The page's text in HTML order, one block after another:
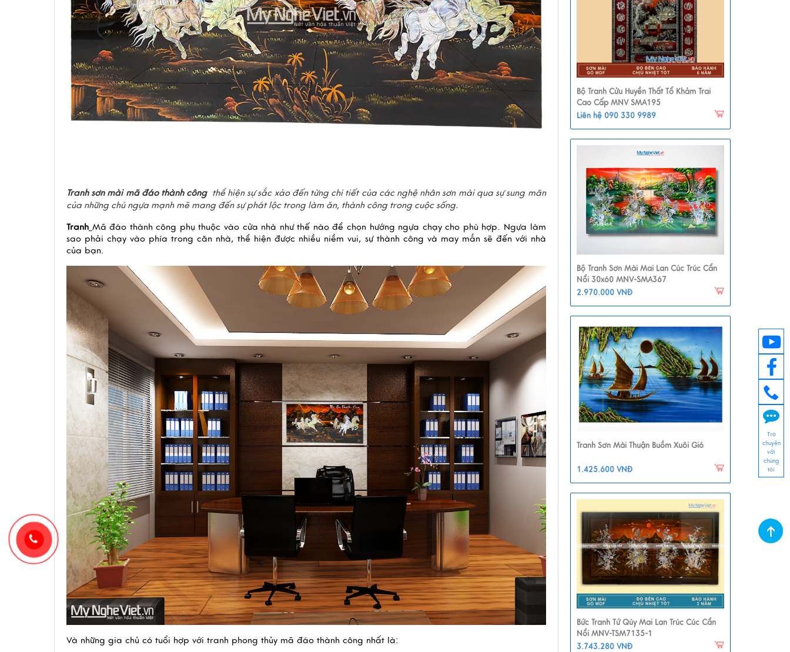
Tranh sơn mài mã đáo thành côngthể hiện sự sắc xảo đến từng chi tiết của các nghệ nhân sơn mài qua sự sung mãn
của những chú ngựa mạnh mẽ mang đến sự phát lộc trong làm ăn, thành công trong cuộc sống.
Tranh Mã đáo thành công phụ thuộc vào cửa nhà như thế nào để chọn hướng ngựa chạy cho phù hợp. Ngựa làm
sao phải chạy vào phía trong căn nhà, thể hiện được nhiều niềm vui, sự thành công và may mắn sẽ đến với nhà
của bạn.
Và những gia chủ có tuổi hợp với tranh phong thủy mã đáo thành công nhất là:
Bộ Tranh Cửu Huyền Thất Tổ Khảm Trai
Cao Cấp MNV SMA195
Liên hệ 090 330 9989
Bộ Tranh Sơn Mài Mai Lan Cúc Trúc Cẩn
Nổi 30x60 MNV-SMA367
2.970.000 VNĐ
Tranh Sơn Mài Thuận Buồm Xuôi Gió
1.425.600 VNĐ
Bức Tranh Tứ Qúy Mai Lan Trúc Cúc Cẩn
Nổi MNV-TSM7135-1
3.743.280 VNĐ
Trò
chuyện
với
chúng
tôi